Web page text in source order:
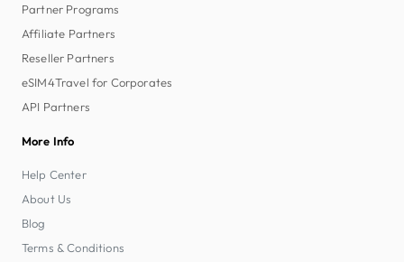
Partner Programs
Affiliate Partners
Reseller Partners
eSIM4Travel for Corporates
API Partners
More Info
Help Center
About Us
Blog
Terms & Conditions